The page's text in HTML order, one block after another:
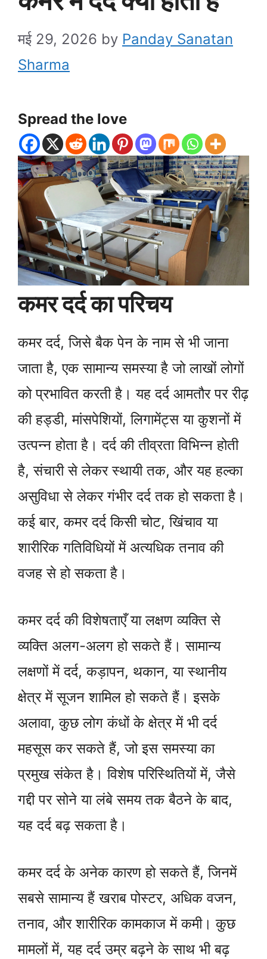
मई 29, 2026 by Panday Sanatan
Sharma
Spread the love
कमर दर्द का परिचय
कमर दर्द, जिसे बैक पेन के नाम से भी जाना
जाता है, एक सामान्य समस्या है जो लाखों लोगों
को प्रभावित करती है। यह दर्द आमतौर पर रीढ़
की हड्डी, मांसपेशियों, लिगामेंट्स या कुशनों में
उत्पन्न होता है। दर्द की तीव्रता विभिन्न होती
है, संचारी से लेकर स्थायी तक, और यह हल्का
असुविधा से लेकर गंभीर दर्द तक हो सकता है।
कई बार, कमर दर्द किसी चोट, खिंचाव या
शारीरिक गतिविधियों में अत्यधिक तनाव की
वजह से हो सकता है।
कमर दर्द की विशेषताएँ या लक्षण व्यक्ति से
व्यक्ति अलग-अलग हो सकते हैं। सामान्य
लक्षणों में दर्द, कड़ापन, थकान, या स्थानीय
क्षेत्र में सूजन शामिल हो सकते हैं। इसके
अलावा, कुछ लोग कंधों के क्षेत्र में भी दर्द
महसूस कर सकते हैं, जो इस समस्या का
प्रमुख संकेत है। विशेष परिस्थितियों में, जैसे
गद्दी पर सोने या लंबे समय तक बैठने के बाद,
यह दर्द बढ़ सकता है।
कमर दर्द के अनेक कारण हो सकते हैं, जिनमें
सबसे सामान्य हैं खराब पोस्टर, अधिक वजन,
तनाव, और शारीरिक कामकाज में कमी। कुछ
मामलों में, यह दर्द उम्र बढ़ने के साथ भी बढ़